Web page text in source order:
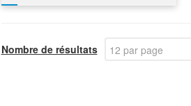
Nombre de résultats 12 par page